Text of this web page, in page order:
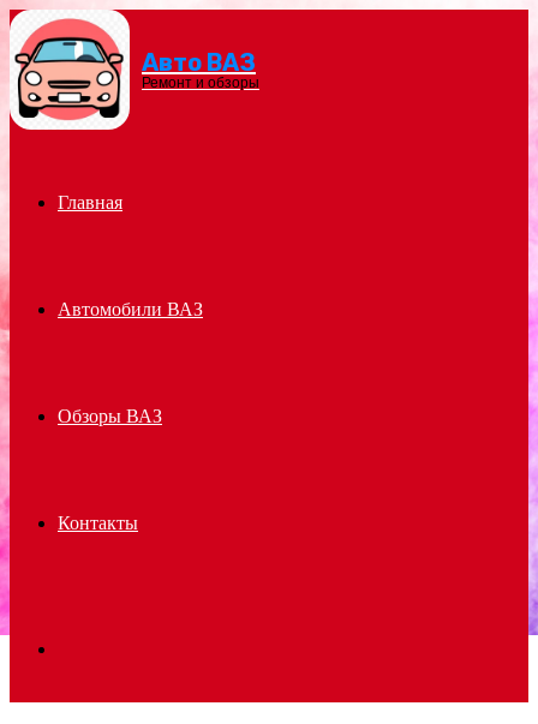
Menu Авто ВАЗ
Ремонт и обзоры
Главная
Автомобили ВАЗ
Обзоры ВАЗ
Контакты